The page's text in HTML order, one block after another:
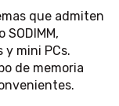
que admiten
mini PCs.
de memoria